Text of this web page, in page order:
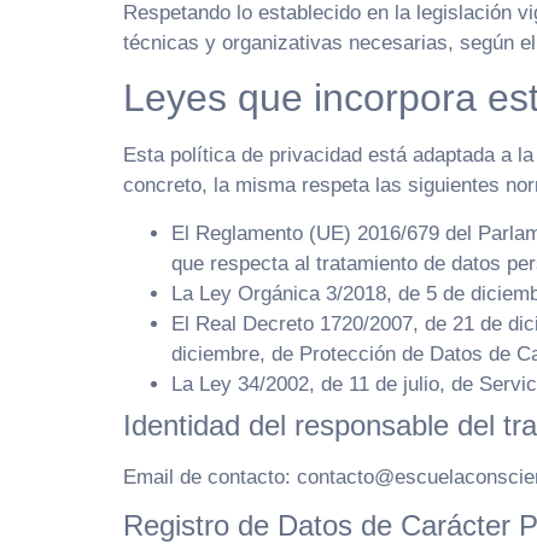
Respetando lo establecido en la legislación
técnicas y organizativas necesarias, según
Leyes que incorpora
Esta política de privacidad está adaptada a
concreto, la misma respeta las siguientes
El Reglamento (UE) 2016/679 del
que respecta al tratamiento de datos
La Ley Orgánica 3/2018, de 5 de
El Real Decreto 1720/2007, de 21 de
diciembre, de Protección de Datos de
La Ley 34/2002, de 11 de julio, de
Identidad del responsable del
Email de contacto:
Registro de Datos de Carácter